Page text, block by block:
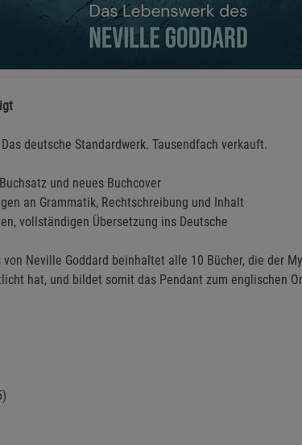
deutsche Standardwerk. Tausendfach verkauft.
und neues Buchcover
an Grammatik, Rechtschreibung und Inhalt
vollständigen Übersetzung ins Deutsche
von Neville Goddard beinhaltet alle 10 Bücher, die der
hat, und bildet somit das Pendant zum englischen